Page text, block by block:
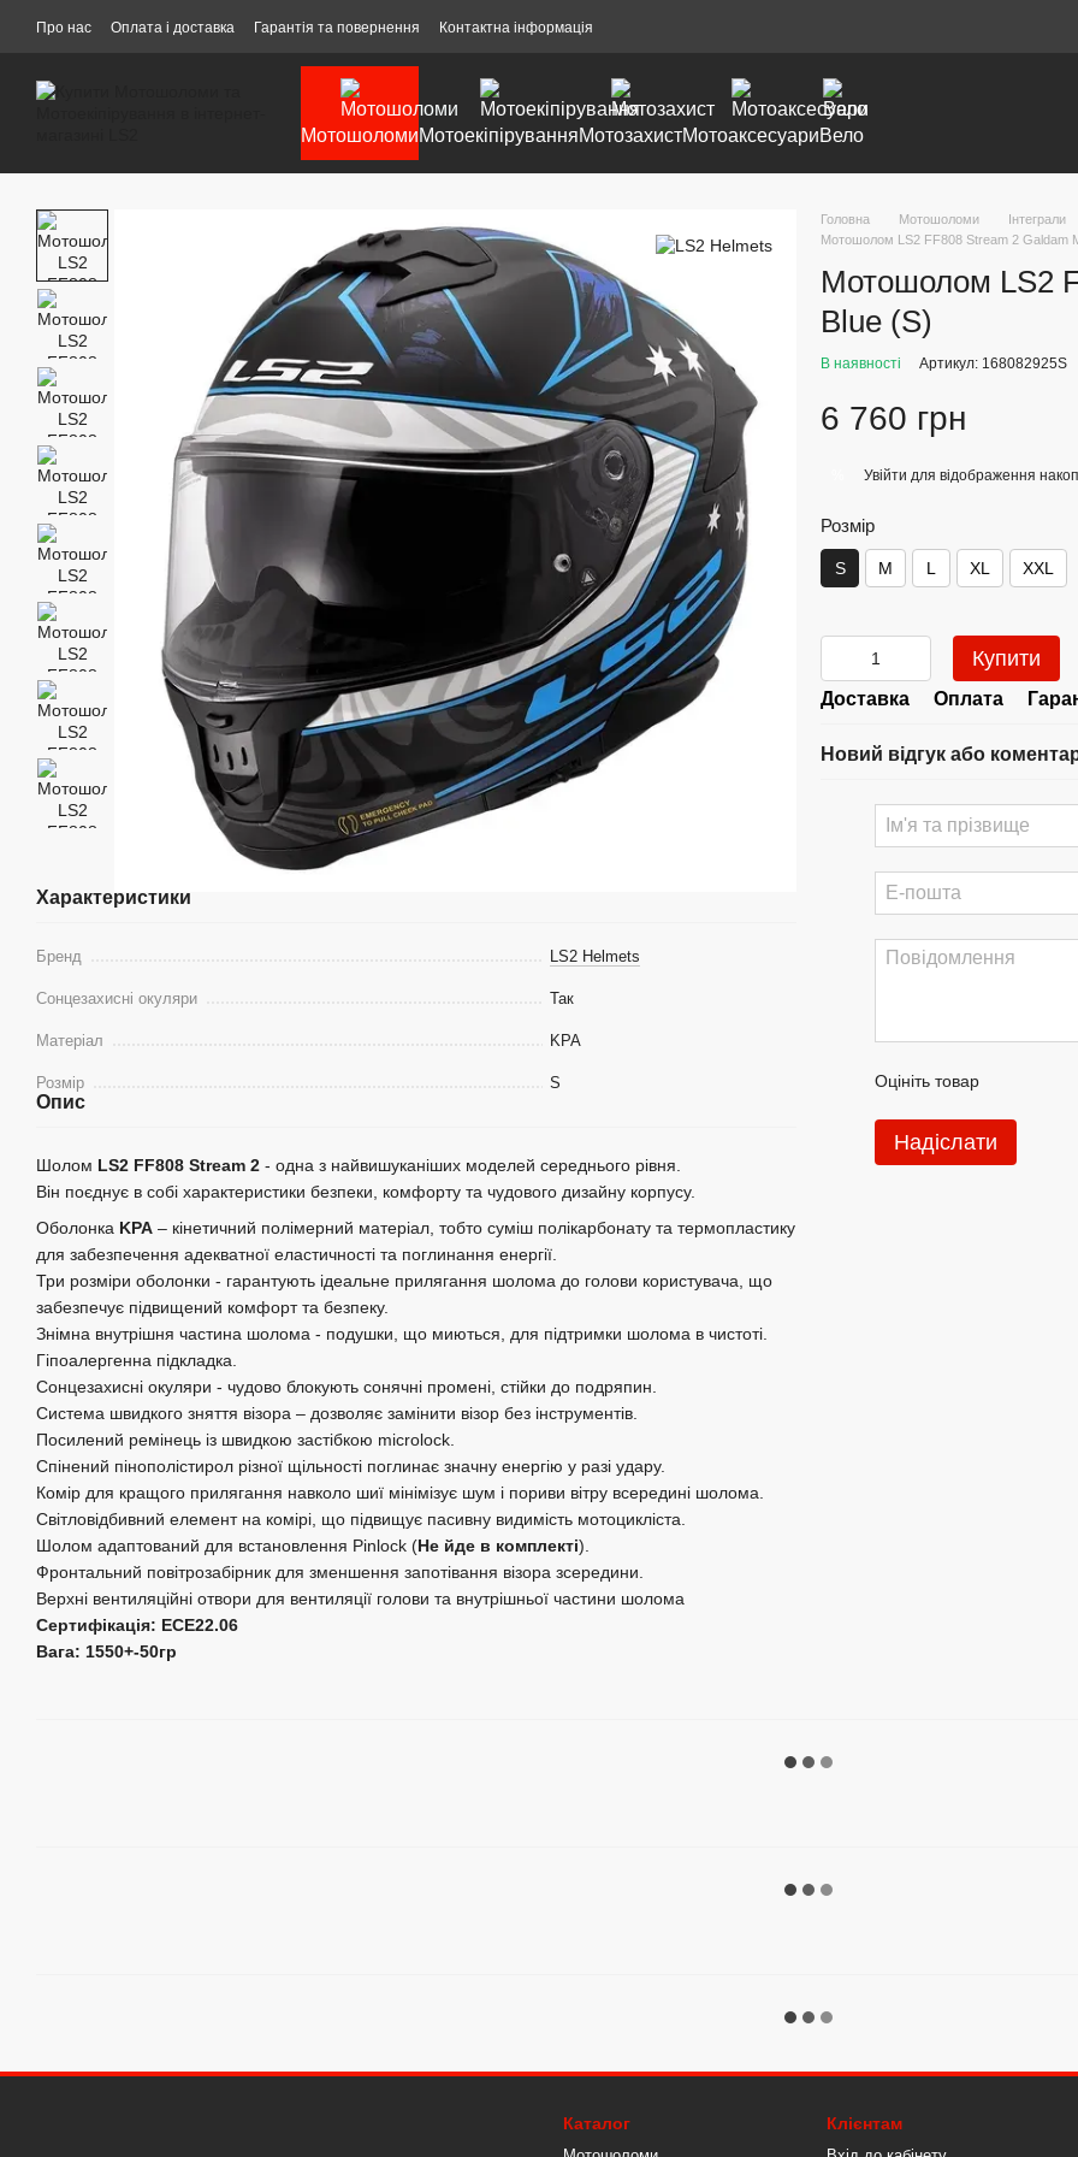
Перейти до основного контенту
Про нас Оплата і доставка Гарантія та повернення Контактна інформація
МотошоломиМотоекіпіруванняМотозахистМотоаксесуариВело
Характеристики
Бренд LS2 Helmets
Сонцезахисні окуляри Так
Матеріал KPA
Розмір S
Опис
Шолом LS2 FF808 Stream 2 - одна з найвишуканіших моделей середнього рівня.
Він поєднує в собі характеристики безпеки, комфорту та чудового дизайну корпусу.
Оболонка KPA – кінетичний полімерний матеріал, тобто суміш полікарбонату та термопластику
для забезпечення адекватної еластичності та поглинання енергії.
Три розміри оболонки - гарантують ідеальне прилягання шолома до голови користувача, що
забезпечує підвищений комфорт та безпеку.
Знімна внутрішня частина шолома - подушки, що миються, для підтримки шолома в чистоті.
Гіпоалергенна підкладка.
Сонцезахисні окуляри - чудово блокують сонячні промені, стійки до подряпин.
Система швидкого зняття візора – дозволяє замінити візор без інструментів.
Посилений ремінець із швидкою застібкою microlock.
Спінений пінополістирол різної щільності поглинає значну енергію у разі удару.
Комір для кращого прилягання навколо шиї мінімізує шум і пориви вітру всередині шолома.
Світловідбивний елемент на комірі, що підвищує пасивну видимість мотоцикліста.
Шолом адаптований для встановлення Pinlock (Не йде в комплекті).
Фронтальний повітрозабірник для зменшення запотівання візора зсередини.
Верхні вентиляційні отвори для вентиляції голови та внутрішньої частини шолома
Сертифікація: ECE22.06
Вага: 1550+-50гр
Головна Мотошоломи Інтеграли
Мотошолом LS2 FF808 Stream 2 Galdam
Мотошолом LS2
Blue (S)
В наявності Артикул: 168082925S
6 760 грн
Увійти для відображення
Розмір
S M L XL XXL
Купити
Доставка Оплата
Новий відгук або
Оцініть товар
Надіслати
Каталог Клієнтам